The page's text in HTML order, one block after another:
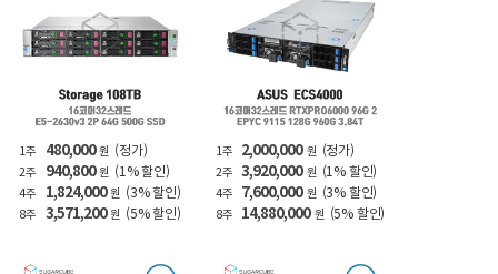
1주 480,000 원 (정가)
2주 940,800 원 (1% 할인)
4주 1,824,000 원 (3% 할인)
8주 3,571,200 원 (5% 할인)
1주 2,000,000 원 (정가)
2주 3,920,000 원 (1% 할인)
4주 7,600,000 원 (3% 할인)
8주 14,880,000 원 (5% 할인)